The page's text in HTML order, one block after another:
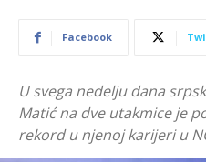
Facebook
U svega nedelju dana
Matić na dve utakmice je
rekord u njenoj karijeri u